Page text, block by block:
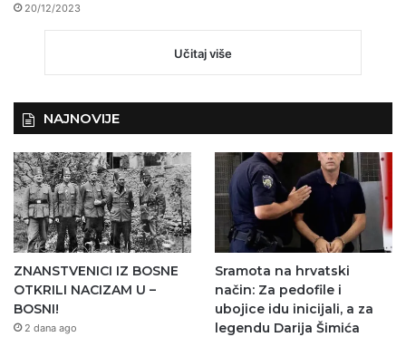
20/12/2023
Učitaj više
NAJNOVIJE
ZNANSTVENICI IZ BOSNE
OTKRILI NACIZAM U –
BOSNI!
2 dana ago
Sramota na hrvatski
način: Za pedofile i
ubojice idu inicijali, a za
legendu Darija Šimića